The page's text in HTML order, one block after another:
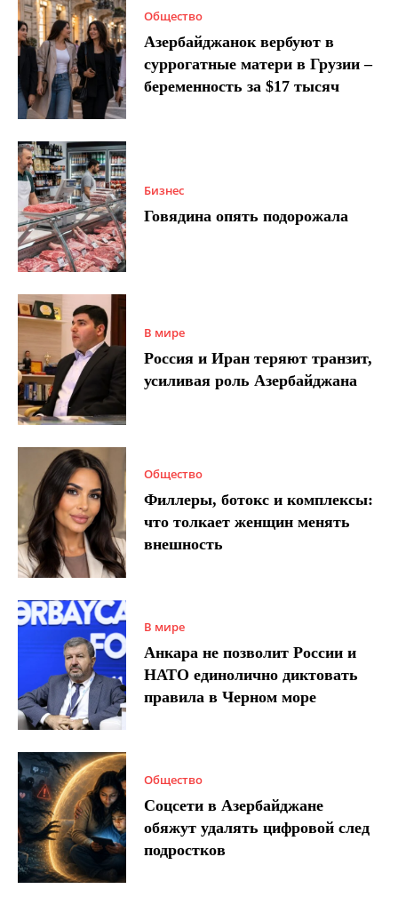
Общество
Азербайджанок вербуют в
суррогатные матери в Грузии –
беременность за $17 тысяч
Бизнес
Говядина опять подорожала
В мире
Россия и Иран теряют транзит,
усиливая роль Азербайджана
Общество
Филлеры, ботокс и комплексы:
что толкает женщин менять
внешность
В мире
Анкара не позволит России и
НАТО единолично диктовать
правила в Черном море
Общество
Соцсети в Азербайджане
обяжут удалять цифровой след
подростков